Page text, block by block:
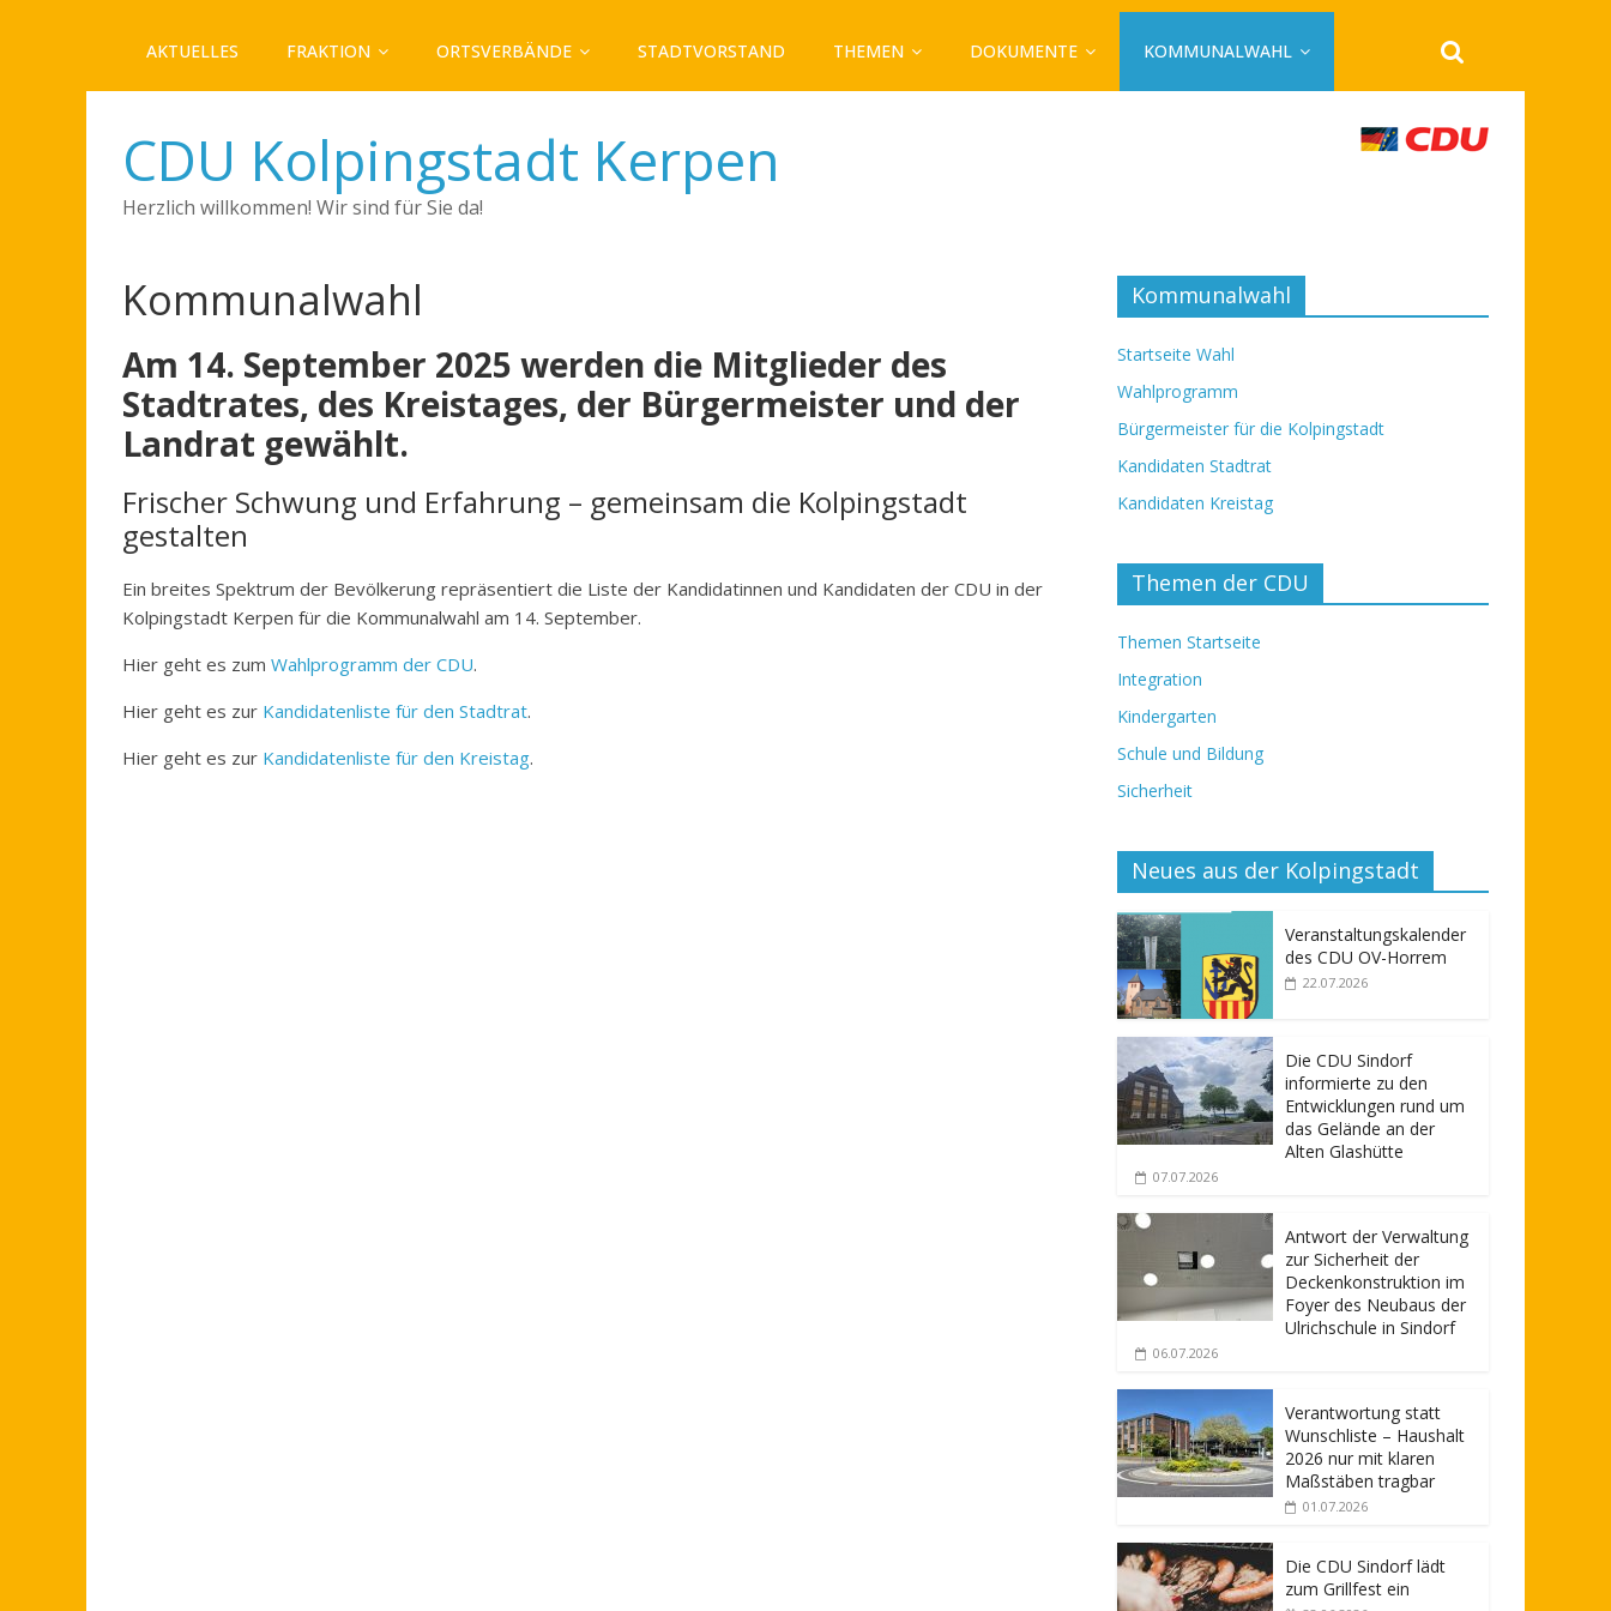
AKTUELLES FRAKTION ORTSVERBÄNDE STADTVORSTAND THEMEN DOKUMENTE KOMMUNALWAHL
CDU Kolpingstadt Kerpen
Herzlich willkommen! Wir sind für Sie da!
Kommunalwahl
Am 14. September 2025 werden die Mitglieder des
Stadtrates, des Kreistages, der Bürgermeister und der
Landrat gewählt.
Frischer Schwung und Erfahrung – gemeinsam die Kolpingstadt
gestalten
Ein breites Spektrum der Bevölkerung repräsentiert die Liste der Kandidatinnen und Kandidaten der CDU in der
Kolpingstadt Kerpen für die Kommunalwahl am 14. September.
Hier geht es zum Wahlprogramm der CDU.
Hier geht es zur Kandidatenliste für den Stadtrat.
Hier geht es zur Kandidatenliste für den Kreistag.
Kommunalwahl
Startseite Wahl
Wahlprogramm
Bürgermeister für die Kolpingstadt
Kandidaten Stadtrat
Kandidaten Kreistag
Themen der CDU
Themen Startseite
Integration
Kindergarten
Schule und Bildung
Sicherheit
Neues aus der Kolpingstadt
Veranstaltungskalender
des CDU OV-Horrem
22.07.2026
Die CDU Sindorf
informierte zu den
Entwicklungen rund um
das Gelände an der
Alten Glashütte
07.07.2026
Antwort der Verwaltung
zur Sicherheit der
Deckenkonstruktion im
Foyer des Neubaus der
Ulrichschule in Sindorf
06.07.2026
Verantwortung statt
Wunschliste – Haushalt
2026 nur mit klaren
Maßstäben tragbar
01.07.2026
Die CDU Sindorf lädt
zum Grillfest ein